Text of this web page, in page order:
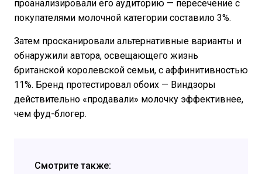
проанализировали его аудиторию — пересечение с
покупателями молочной категории составило 3%.
Затем просканировали альтернативные варианты и
обнаружили автора, освещающего жизнь
британской королевской семьи, с аффинитивностью
11%. Бренд протестировал обоих — Виндзоры
действительно «продавали» молочку эффективнее,
чем фуд-блогер.
Смотрите также: